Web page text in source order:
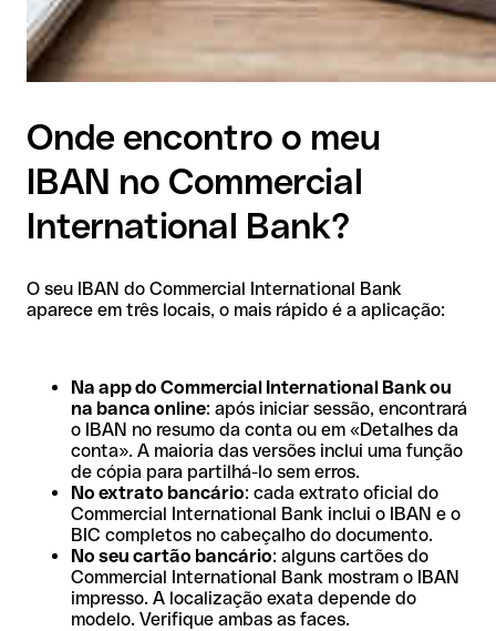
Onde encontro o meu
IBAN no Commercial
International Bank?
O seu IBAN do Commercial International Bank
aparece em três locais, o mais rápido é a aplicação:
Na app do Commercial International Bank ou
na banca online: após iniciar sessão, encontrará
o IBAN no resumo da conta ou em «Detalhes da
conta». A maioria das versões inclui uma função
de cópia para partilhá-lo sem erros.
No extrato bancário: cada extrato oficial do
Commercial International Bank inclui o IBAN e o
BIC completos no cabeçalho do documento.
No seu cartão bancário: alguns cartões do
Commercial International Bank mostram o IBAN
impresso. A localização exata depende do
modelo. Verifique ambas as faces.